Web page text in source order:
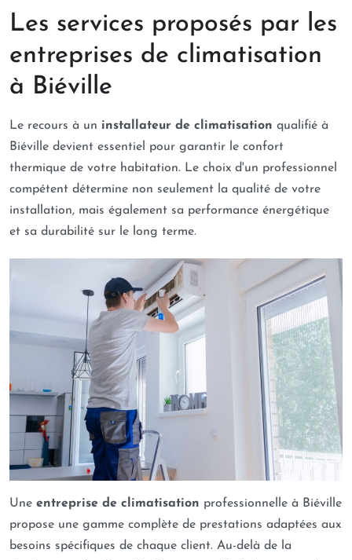
Les services proposés par les
entreprises de climatisation
à Biéville
Le recours à un installateur de climatisation qualifié à
Biéville devient essentiel pour garantir le confort
thermique de votre habitation. Le choix d'un professionnel
compétent détermine non seulement la qualité de votre
installation, mais également sa performance énergétique
et sa durabilité sur le long terme.
Une entreprise de climatisation professionnelle à Biéville
propose une gamme complète de prestations adaptées aux
besoins spécifiques de chaque client. Au-delà de la